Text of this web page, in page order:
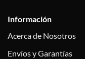
Información
Acerca de Nosotros
Envíos y Garantías